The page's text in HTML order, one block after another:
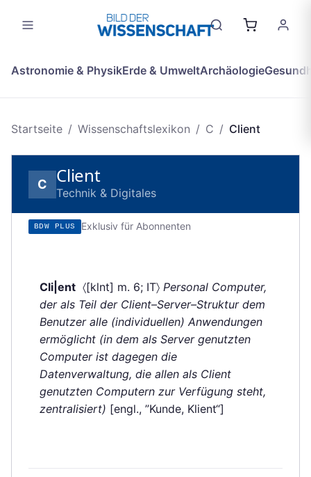
Astronomie & PhysikErde & UmweltArchäologie
Startseite / Wissenschaftslexikon / C / Client
C Client
Technik & Digitales
BDW PLUS Exklusiv für Abonnenten
Cli|ent 〈[klnt] m. 6; IT〉 Personal Computer,
der als Teil der Client–Server–Struktur dem
Benutzer alle (individuellen) Anwendungen
ermöglicht (in dem als Server genutzten
Computer ist dagegen die
Datenverwaltung, die allen als Client
genutzten Computern zur Verfügung steht,
zentralisiert) [engl., ”Kunde, Klient“]